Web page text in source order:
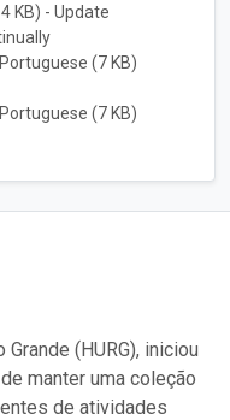
KB) - Update
(7 KB)
(7 KB)
(HURG), iniciou
manter uma coleção
de atividades